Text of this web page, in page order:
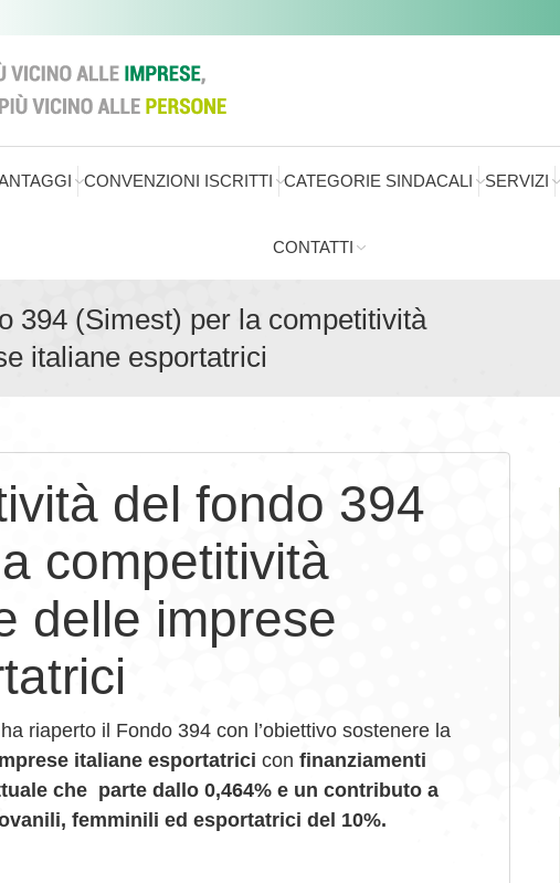
CONVENZIONI ISCRITTI CATEGORIE SINDACALI SERVIZI
CONTATTI
394 (Simest) per la competitività
italiane esportatrici
del fondo 394
competitività
delle imprese
riaperto il Fondo 394 con l’obiettivo sostenere la
italiane esportatrici con finanziamenti
che parte dallo 0,464% e un contributo a
femminili ed esportatrici del 10%.